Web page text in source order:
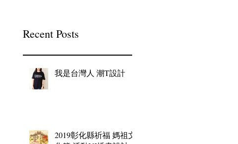
Recent Posts
我是台灣人 潮T設計
2019彰化縣祈福 媽祖文